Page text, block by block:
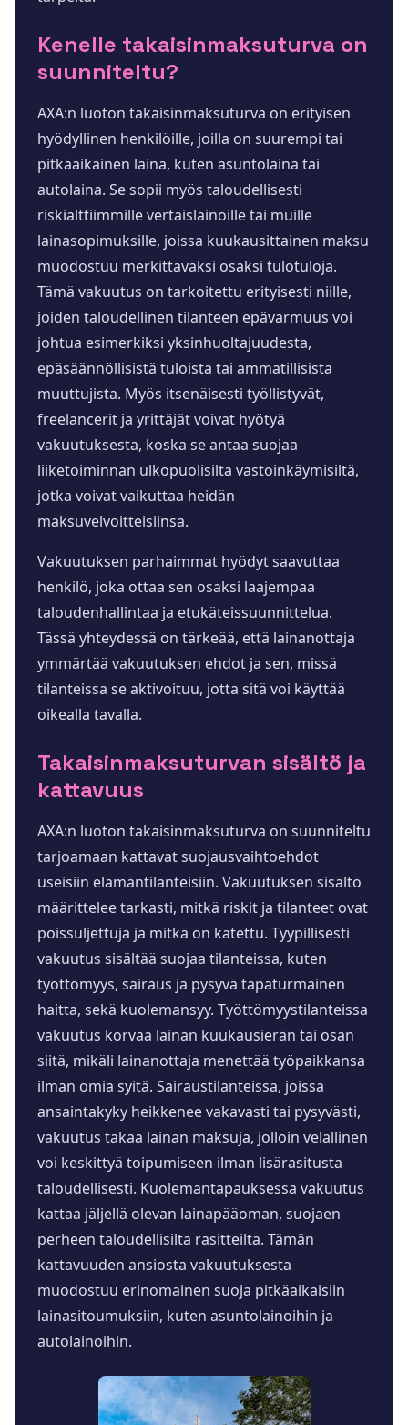
Kenelle takaisinmaksuturva on
suunniteltu?
AXA:n luoton takaisinmaksuturva on erityisen
hyödyllinen henkilöille, joilla on suurempi tai
pitkäaikainen laina, kuten asuntolaina tai
autolaina. Se sopii myös taloudellisesti
riskialttiimmille vertaislainoille tai muille
lainasopimuksille, joissa kuukausittainen maksu
muodostuu merkittäväksi osaksi tulotuloja.
Tämä vakuutus on tarkoitettu erityisesti niille,
joiden taloudellinen tilanteen epävarmuus voi
johtua esimerkiksi yksinhuoltajuudesta,
epäsäännöllisistä tuloista tai ammatillisista
muuttujista. Myös itsenäisesti työllistyvät,
freelancerit ja yrittäjät voivat hyötyä
vakuutuksesta, koska se antaa suojaa
liiketoiminnan ulkopuolisilta vastoinkäymisiltä,
jotka voivat vaikuttaa heidän
maksuvelvoitteisiinsa.
Vakuutuksen parhaimmat hyödyt saavuttaa
henkilö, joka ottaa sen osaksi laajempaa
taloudenhallintaa ja etukäteissuunnittelua.
Tässä yhteydessä on tärkeää, että lainanottaja
ymmärtää vakuutuksen ehdot ja sen, missä
tilanteissa se aktivoituu, jotta sitä voi käyttää
oikealla tavalla.
Takaisinmaksuturvan sisältö ja
kattavuus
AXA:n luoton takaisinmaksuturva on suunniteltu
tarjoamaan kattavat suojausvaihtoehdot
useisiin elämäntilanteisiin. Vakuutuksen sisältö
määrittelee tarkasti, mitkä riskit ja tilanteet ovat
poissuljettuja ja mitkä on katettu. Tyypillisesti
vakuutus sisältää suojaa tilanteissa, kuten
työttömyys, sairaus ja pysyvä tapaturmainen
haitta, sekä kuolemansyy. Työttömyystilanteissa
vakuutus korvaa lainan kuukausierän tai osan
siitä, mikäli lainanottaja menettää työpaikkansa
ilman omia syitä. Sairaustilanteissa, joissa
ansaintakyky heikkenee vakavasti tai pysyvästi,
vakuutus takaa lainan maksuja, jolloin velallinen
voi keskittyä toipumiseen ilman lisärasitusta
taloudellisesti. Kuolemantapauksessa vakuutus
kattaa jäljellä olevan lainapääoman, suojaen
perheen taloudellisilta rasitteilta. Tämän
kattavuuden ansiosta vakuutuksesta
muodostuu erinomainen suoja pitkäaikaisiin
lainasitoumuksiin, kuten asuntolainoihin ja
autolainoihin.